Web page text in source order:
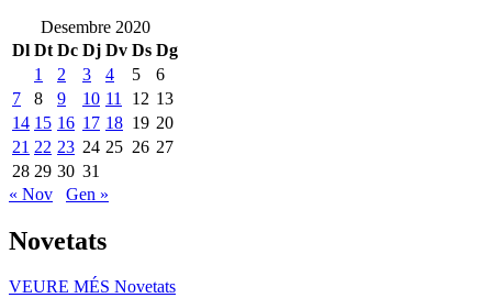
Desembre 2020
Dl Dt Dc Dj Dv Ds Dg
1
2 3 4 5
6
7
8 9 10 11 12 13
14 15 16 17 18 19 20
21 22 23 24 25 26 27
28 29 30 31
« Nov
Gen »
Novetats
VEURE MÉS Novetats